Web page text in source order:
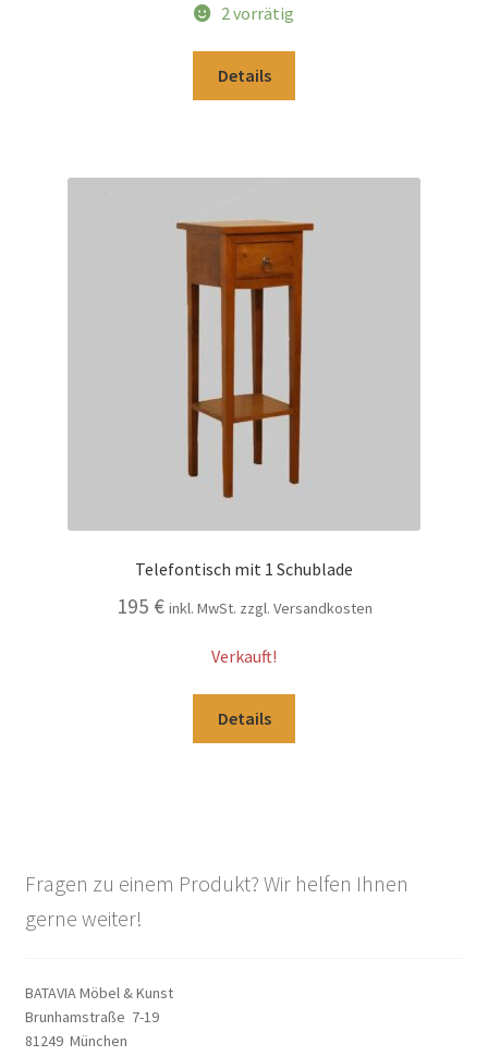
ist:
2 vorrätig
Details
Telefontisch mit 1 Schublade
195 € inkl. MwSt. zzgl. Versandkosten
Verkauft!
Details
Fragen zu einem Produkt? Wir helfen Ihnen
gerne weiter!
BATAVIA Möbel & Kunst
Brunhamstraße 7-19
81249 München